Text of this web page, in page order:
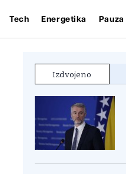
Tech Energetika Pauza
Izdvojeno